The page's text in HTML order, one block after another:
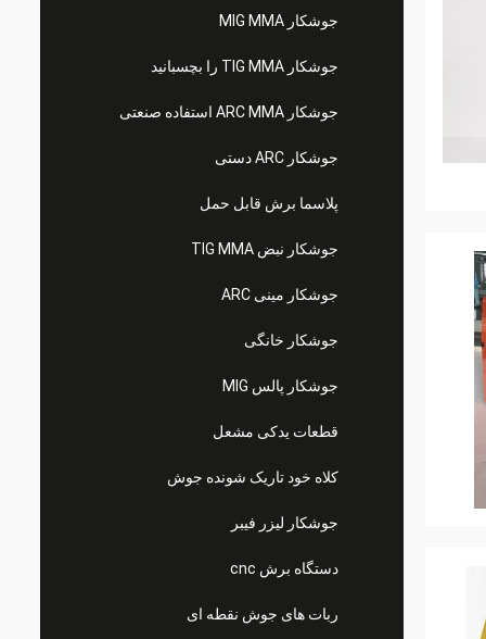
جوشکار MIG MMA
جوشکار TIG MMA را بچسبانید
جوشکار ARC MMA استفاده صنعتی
جوشکار ARC دستی
پلاسما برش قابل حمل
جوشکار نبض TIG MMA
جوشکار مینی ARC
جوشکار خانگی
جوشکار پالس MIG
قطعات یدکی مشعل
کلاه خود تاریک شونده جوش
جوشکار لیزر فیبر
دستگاه برش cnc
ربات های جوش نقطه ای